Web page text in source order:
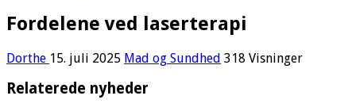
Fordelene ved laserterapi
Dorthe 15. juli 2025 Mad og Sundhed 318 Visninger
Relaterede nyheder